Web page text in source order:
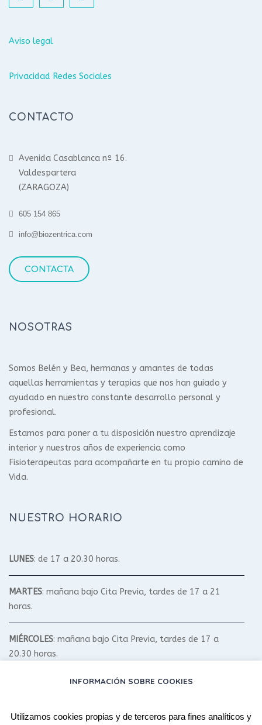
Aviso legal
Privacidad Redes Sociales
CONTACTO
Avenida Casablanca nº 16.
Valdespartera
(ZARAGOZA)
605 154 865
info@biozentrica.com
CONTACTA
NOSOTRAS
Somos Belén y Bea, hermanas y amantes de todas
aquellas herramientas y terapias que nos han guiado y
ayudado en nuestro constante desarrollo personal y
profesional.
Estamos para poner a tu disposición nuestro aprendizaje
interior y nuestros años de experiencia como
Fisioterapeutas para acompañarte en tu propio camino de
Vida.
NUESTRO HORARIO
LUNES: de 17 a 20.30 horas.
MARTES: mañana bajo Cita Previa, tardes de 17 a 21
horas.
MIÉRCOLES: mañana bajo Cita Previa, tardes de 17 a
20.30 horas.
: mañana bajo Cita Previa, tardes de 17 a 20.30
INFORMACIÓN SOBRE COOKIES
Utilizamos cookies propias y de terceros para fines analíticos y